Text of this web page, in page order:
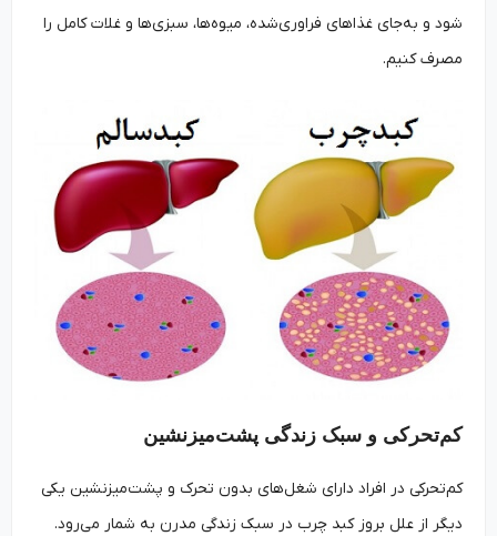
شود و به‌جای غذاهای فراوری‌شده، میوه‌ها، سبزی‌ها و غلات کامل را
مصرف کنیم.
کم‌تحرکی و سبک زندگی پشت‌میزنشین
کم‌تحرکی در افراد دارای شغل‌های بدون تحرک و پشت‌میزنشین یکی
دیگر از علل بروز کبد چرب در سبک زندگی مدرن به شمار می‌رود.